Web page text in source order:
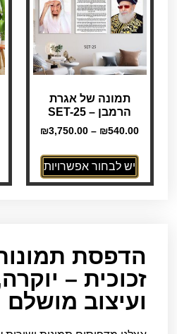
תמונה של אגרת
הרמבן – SET-25
₪540.00
–
₪3,750.00
יש לבחור אפשרויות
הדפסת
זכוכית –
ועיצוב מושלם